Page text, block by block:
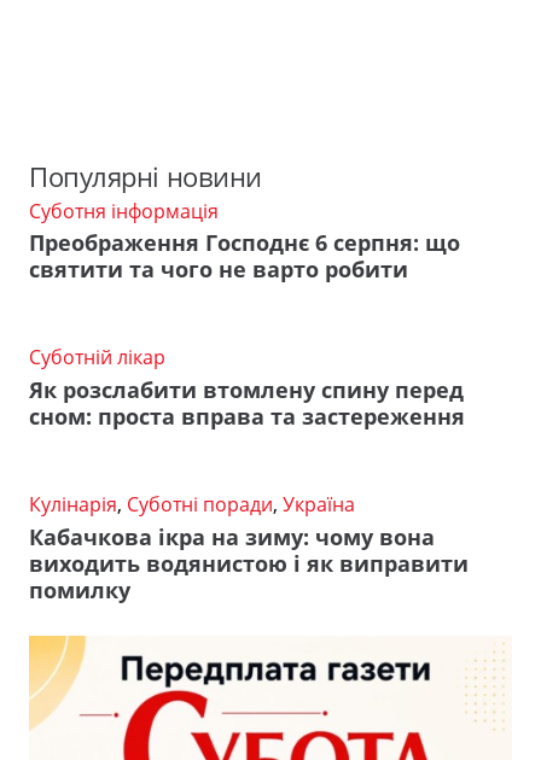
Популярні новини
Суботня інформація
Преображення Господнє 6 серпня: що
святити та чого не варто робити
Суботній лікар
Як розслабити втомлену спину перед
сном: проста вправа та застереження
Кулінарія, Суботні поради, Україна
Кабачкова ікра на зиму: чому вона
виходить водянистою і як виправити
помилку